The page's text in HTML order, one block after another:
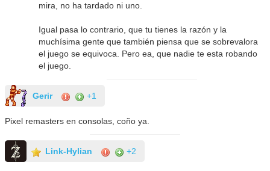
mira, no ha tardado ni uno.
Igual pasa lo contrario, que tu tienes la razón y la
muchísima gente que también piensa que se sobrevalora
el juego se equivoca. Pero ea, que nadie te esta robando
el juego.
Gerir +1
Pixel remasters en consolas, coño ya.
Link-Hylian +2